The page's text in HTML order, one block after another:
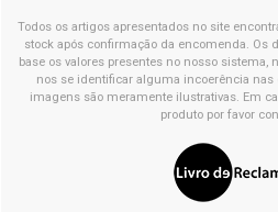
Todos os artigos apresentados no site
stock após confirmação da encomenda. Os
base os valores presentes no nosso sistema,
nos se identificar alguma incoerência
imagens são meramente ilustrativas. Em
produto por favor